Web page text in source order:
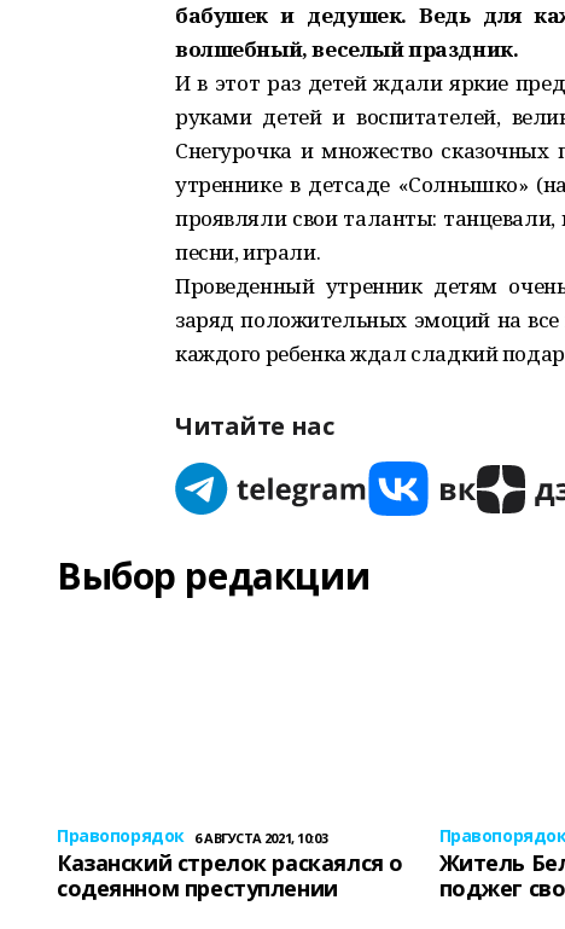
бабушек и дедушек. Ведь для
волшебный, веселый праздник.
И в этот раз детей ждали яркие
руками детей и воспитателей,
Снегурочка и множество
утреннике в детсаде «Солнышко»
проявляли свои таланты:
песни, играли.
Проведенный утренник детям
заряд положительных эмоций на
каждого ребенка ждал сладкий
Читайте нас
Выбор редакции
Правопорядок 6 АВГУСТА 2021, 10:03
Казанский стрелок раскаялся о
содеянном преступлении
Житель
поджег